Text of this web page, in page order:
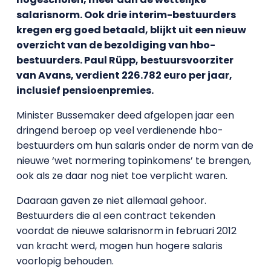
salarisnorm. Ook drie interim-bestuurders
kregen erg goed betaald, blijkt uit een nieuw
overzicht van de bezoldiging van hbo-
bestuurders. Paul Rüpp, bestuursvoorziter
van Avans, verdient 226.782 euro per jaar,
inclusief pensioenpremies.
Minister Bussemaker deed afgelopen jaar een
dringend beroep op veel verdienende hbo-
bestuurders om hun salaris onder de norm van de
nieuwe ‘wet normering topinkomens’ te brengen,
ook als ze daar nog niet toe verplicht waren.
Daaraan gaven ze niet allemaal gehoor.
Bestuurders die al een contract tekenden
voordat de nieuwe salarisnorm in februari 2012
van kracht werd, mogen hun hogere salaris
voorlopig behouden.